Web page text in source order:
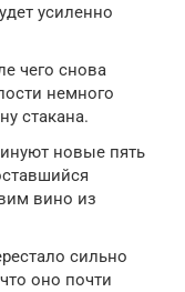
усиленно
чего снова
немного
стакана.
новые пять
вино из
сильно
оно почти